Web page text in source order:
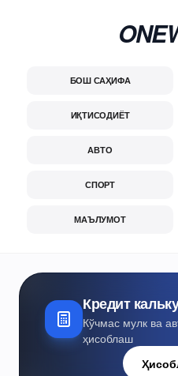
БОШ САҲИФА
ИҚТИСОДИЁТ
АВТО
СПОРТ
МАЪЛУМОТ
Кредит
Кўчмас мулк ва
ҳисоблаш